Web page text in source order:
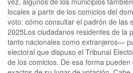
locales a partir de los comicios del
voto: cómo consultar el padrón de las
2025Los ciudadanos residentes de la
tanto nacionales como extranjeros—
electoral que dispuso el Tribunal
de los comicios. De esa forma